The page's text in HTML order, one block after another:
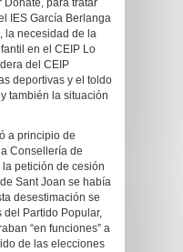
Donate, para tratar
IES García Berlanga
la necesidad de la
en el CEIP Lo
del CEIP
deportivas y el toldo
también la situación
a principio de
Consellería de
petición de cesión
Sant Joan se había
desestimación se
del Partido Popular,
“en funciones” a
de las elecciones